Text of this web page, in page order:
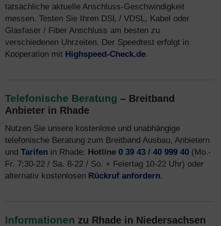
tatsächliche aktuelle Anschluss-Geschwindigkeit
messen. Testen Sie Ihren DSL / VDSL, Kabel oder
Glasfaser / Fiber Anschluss am besten zu
verschiedenen Uhrzeiten. Der Speedtest erfolgt in
Kooperation mit Highspeed-Check.de.
Telefonische Beratung – Breitband
Anbieter in Rhade
Nutzen Sie unsere kostenlose und unabhängige
telefonische Beratung zum Breitband Ausbau, Anbietern
und Tarifen in Rhade: Hotline 0 39 43 / 40 999 40 (Mo.-
Fr. 7:30-22 / Sa. 8-22 / So. + Feiertag 10-22 Uhr) oder
alternativ kostenlosen Rückruf anfordern.
Informationen zu Rhade in Niedersachsen